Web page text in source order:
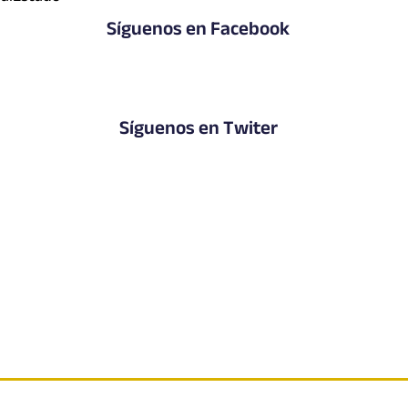
Síguenos en Facebook
Síguenos en Twiter